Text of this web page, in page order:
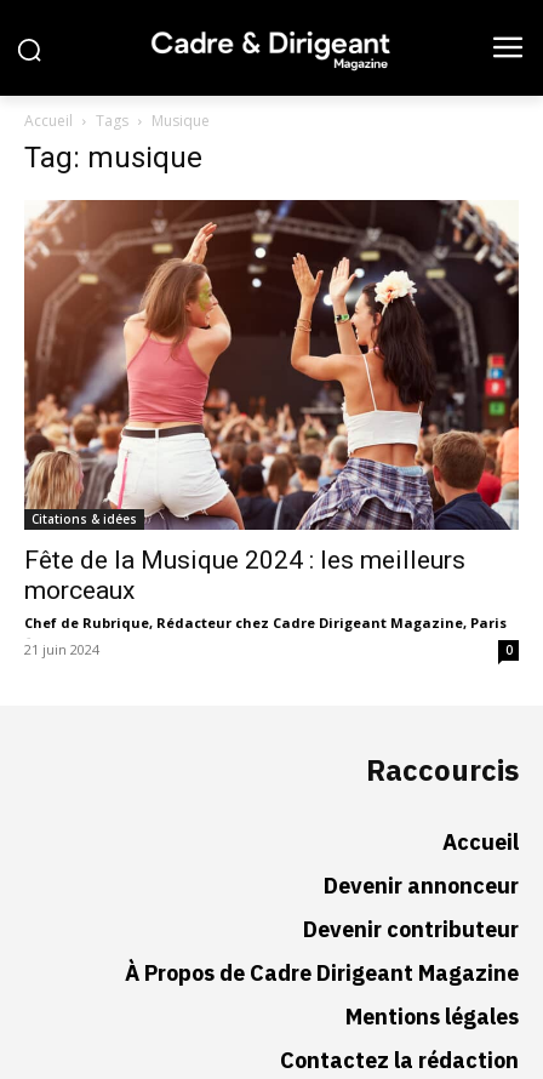
Accueil Tags Musique
Tag: musique
Citations & idées
Fête de la Musique 2024 : les meilleurs
morceaux
Chef de Rubrique, Rédacteur chez Cadre Dirigeant Magazine, Paris
-
21 juin 2024 0
Raccourcis
Accueil
Devenir annonceur
Devenir contributeur
À Propos de Cadre Dirigeant Magazine
Mentions légales
Contactez la rédaction